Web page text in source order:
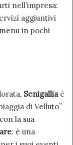
nell’impresa:
aggiuntivi
in pochi
Senigalliaè
di Velluto”
la sua
: è una